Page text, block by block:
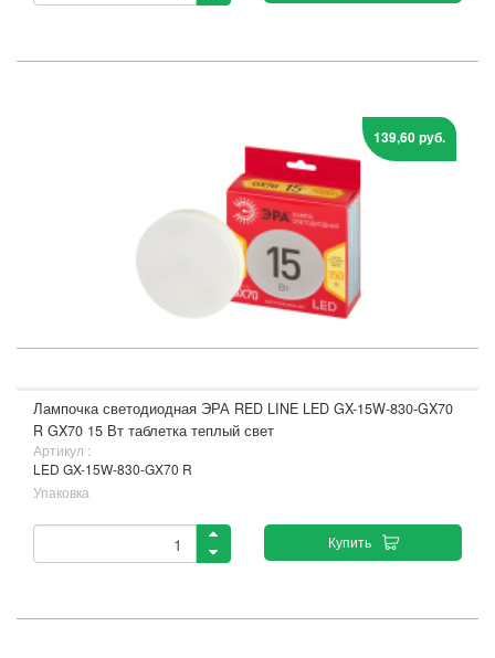
139,60 руб.
Лампочка светодиодная ЭРА RED LINE LED GX-15W-830-GX70
R GX70 15 Вт таблетка теплый свет
Артикул :
LED GX-15W-830-GX70 R
Упаковка
Купить